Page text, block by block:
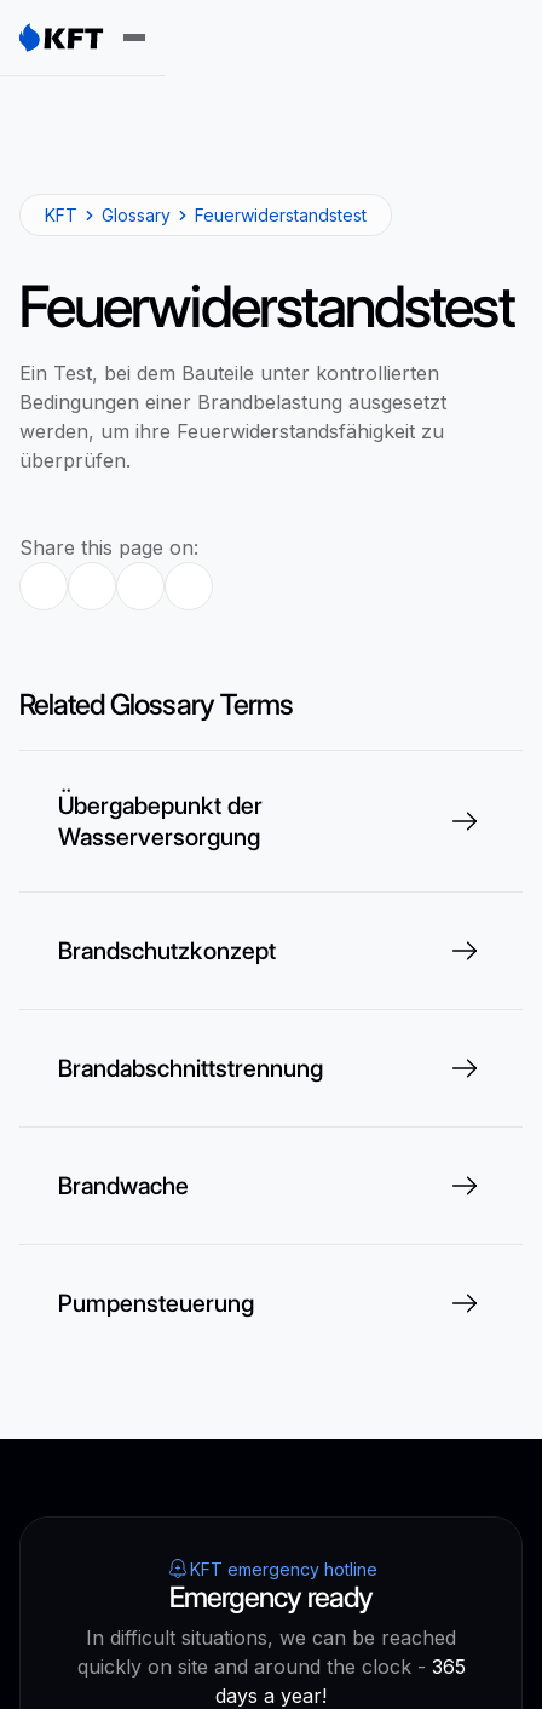
KFT Glossary Feuerwiderstandstest
Feuerwiderstandstest
Ein Test, bei dem Bauteile unter kontrollierten
Bedingungen einer Brandbelastung ausgesetzt
werden, um ihre Feuerwiderstandsfähigkeit zu
überprüfen.
Share this page on:
Related Glossary Terms
Übergabepunkt der
Wasserversorgung
Brandschutzkonzept
Brandabschnittstrennung
Brandwache
Pumpensteuerung
KFT emergency hotline
Emergency ready
In difficult situations, we can be reached
quickly on site and around the clock - 365
days a year!